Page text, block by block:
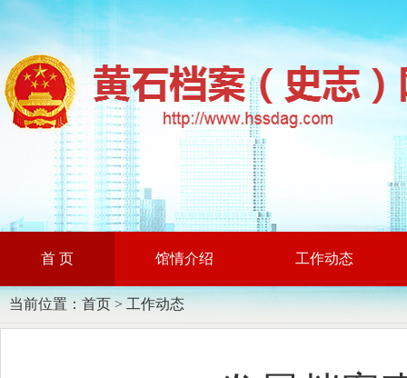
首 页 馆情介绍 工作动态
当前位置： 首页 > 工作动态